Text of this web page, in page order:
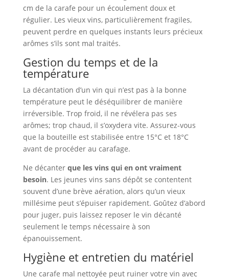
cm de la carafe pour un écoulement doux et
régulier. Les vieux vins, particulièrement fragiles,
peuvent perdre en quelques instants leurs précieux
arômes s’ils sont mal traités.
Gestion du temps et de la
température
La décantation d’un vin qui n’est pas à la bonne
température peut le déséquilibrer de manière
irréversible. Trop froid, il ne révélera pas ses
arômes; trop chaud, il s’oxydera vite. Assurez-vous
que la bouteille est stabilisée entre 15°C et 18°C
avant de procéder au carafage.
Ne décanter que les vins qui en ont vraiment
besoin. Les jeunes vins sans dépôt se contentent
souvent d’une brève aération, alors qu’un vieux
millésime peut s’épuiser rapidement. Goûtez d’abord
pour juger, puis laissez reposer le vin décanté
seulement le temps nécessaire à son
épanouissement.
Hygiène et entretien du matériel
Une carafe mal nettoyée peut ruiner votre vin avec